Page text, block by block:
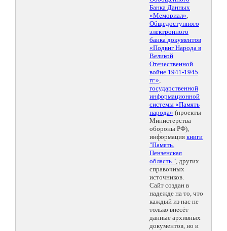
Банка Данных
«Мемориал»,
Общедоступного
электронного
банка документов
«Подвиг Народа в
Великой
Отечественной
войне 1941-1945
гг.»,
государственной
информационной
системы «Память
народа» (проекты
Министерства
обороны РФ),
информация книги
"Память.
Пензенская
область.", других
справочных
источников.
Сайт создан в
надежде на то, что
каждый из нас не
только внесёт
данные архивных
документов, но и